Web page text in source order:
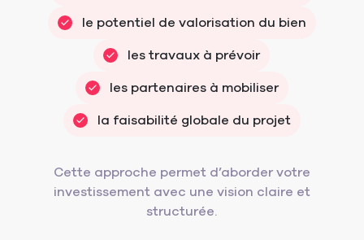
le potentiel de valorisation du bien
les travaux à prévoir
les partenaires à mobiliser
la faisabilité globale du projet
Cette approche permet d’aborder votre
investissement avec une vision claire et
structurée.